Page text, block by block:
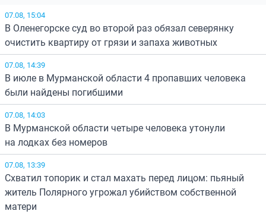
07.08, 15:04
В Оленегорске суд во второй раз обязал северянку
очистить квартиру от грязи и запаха животных
07.08, 14:39
В июле в Мурманской области 4 пропавших человека
были найдены погибшими
07.08, 14:03
В Мурманской области четыре человека утонули
на лодках без номеров
07.08, 13:39
Схватил топорик и стал махать перед лицом: пьяный
житель Полярного угрожал убийством собственной
матери